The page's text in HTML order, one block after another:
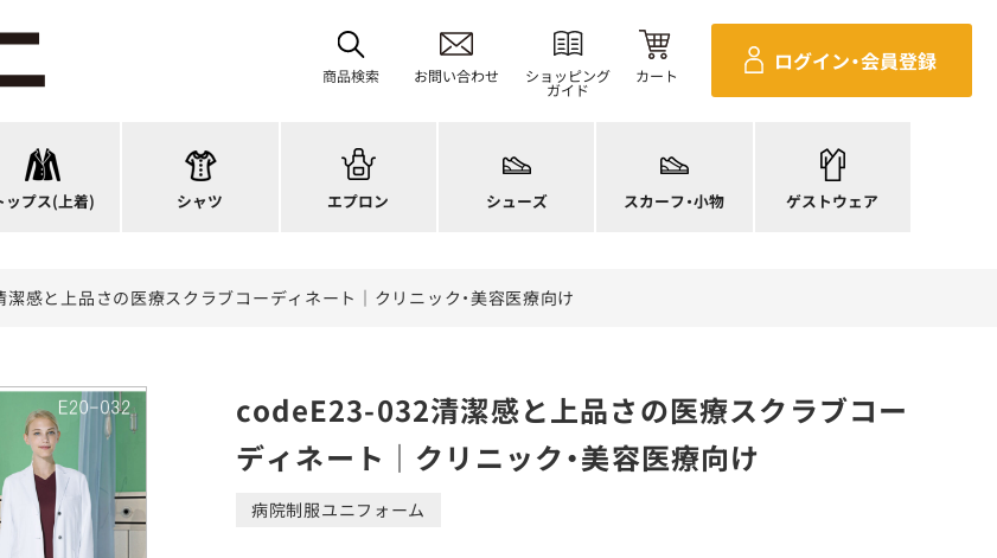
商品検索 お問い合わせ ショッピング
ガイド
カート
ログイン・会員登録
ップス(上着)
ツジャケット
ディガン
シャツ
ポロシャツ
Tシャツ
エプロン
タスキ掛けエプロン
ラップエプロン
エプロンドレス
シューズ
ナースシューズ
パンプス
スカーフ・小物
スカーフ・リボン
バッグ
ゲストウェア
マタニティユニフォーム
衛生アイテム
感と上品さの医療スクラブコーディネート｜クリニック・美容医療向け
codeE23-032清潔感と上品さの医療スクラブコー
ディネート｜クリニック・美容医療向け
病院制服ユニフォーム